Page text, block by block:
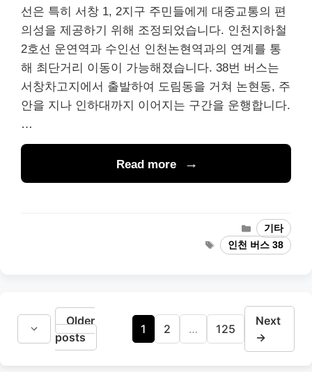
선은 특히 서창 1, 2지구 주민들에게 대중교통의 편
의성을 제공하기 위해 조정되었습니다. 인천지하철
2호선 운연역과 수인선 인천논현역과의 연계를 통
해 최단거리 이동이 가능해졌습니다. 38번 버스는
서창차고지에서 출발하여 도림동을 거쳐 논현동, 주
안을 지나 인하대까지 이어지는 구간을 운행합니다.
…
Read more
Categories
기타
Tags인천 버스 38
Older
posts
Page
1 Page
2 … Page
125
Next
→